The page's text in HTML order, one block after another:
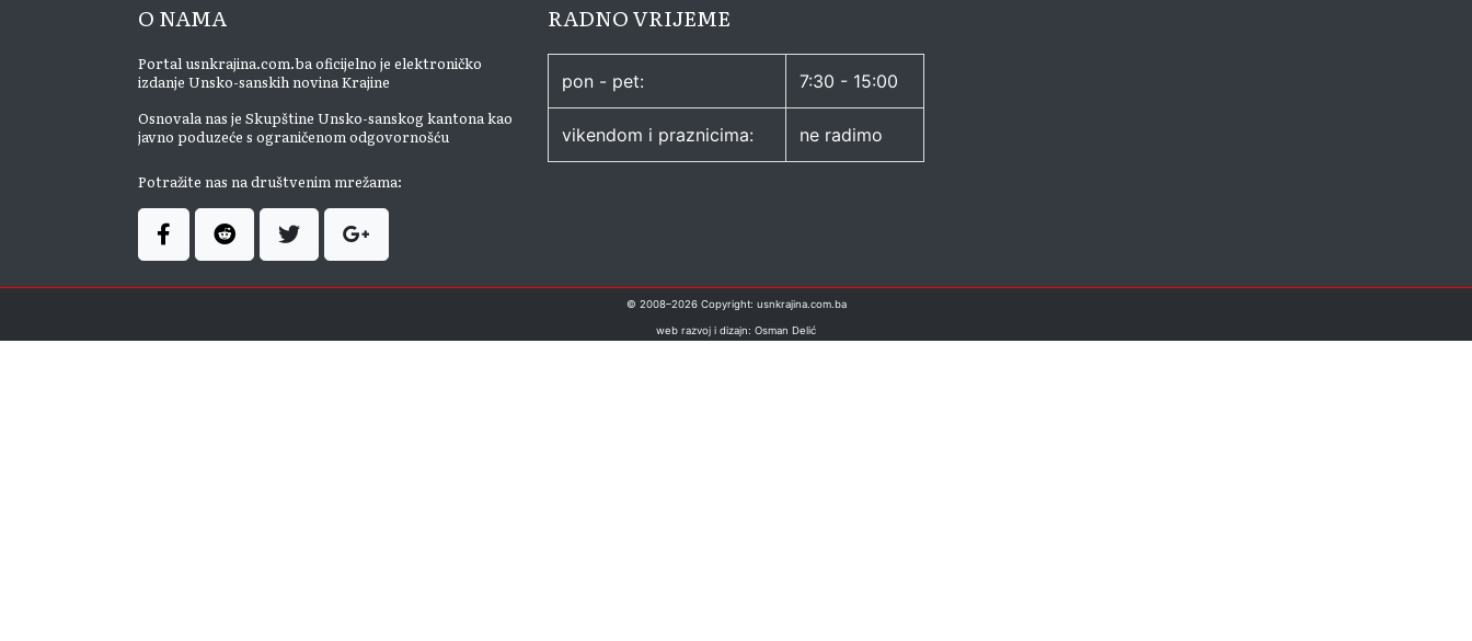
O NAMA
Portal usnkrajina.com.ba oficijelno je elektroničko
izdanje Unsko-sanskih novina Krajine
Osnovala nas je Skupštine Unsko-sanskog kantona kao
javno poduzeće s ograničenom odgovornošću
Potražite nas na društvenim mrežama:
RADNO VRIJEME
pon - pet: 7:30 - 15:00
vikendom i praznicima: ne radimo
© 2008–2026Copyright: usnkrajina.com.ba
web razvoj i dizajn: Osman Delić